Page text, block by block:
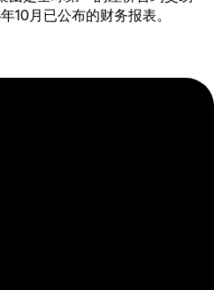
10月已公布的财务报表。